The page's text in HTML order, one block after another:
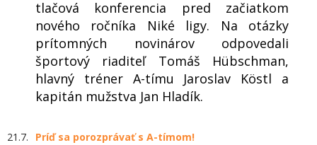
tlačová konferencia pred začiatkom
nového ročníka Niké ligy. Na otázky
prítomných novinárov odpovedali
športový riaditeľ Tomáš Hübschman,
hlavný tréner A-tímu Jaroslav Köstl a
kapitán mužstva Jan Hladík.
21.7. Príď sa porozprávať s A-tímom!